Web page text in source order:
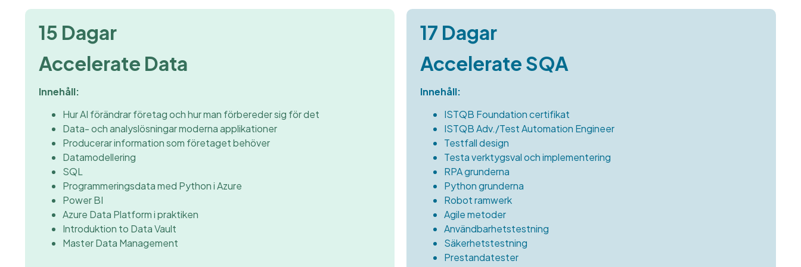
15 Dagar
Accelerate Data
Innehåll:
Hur AI förändrar företag och hur man förbereder sig för det
Data- och analyslösningar moderna applikationer
Producerar information som företaget behöver
Datamodellering
SQL
Programmeringsdata med Python i Azure
Power BI
Azure Data Platform i praktiken
Introduktion to Data Vault
Master Data Management
17 Dagar
Accelerate SQA
Innehåll:
ISTQB Foundation certifikat
ISTQB Adv./Test Automation Engineer
Testfall design
Testa verktygsval och implementering
RPA grunderna
Python grunderna
Robot ramwerk
Agile metoder
Användbarhetstestning
Säkerhetstestning
Prestandatester